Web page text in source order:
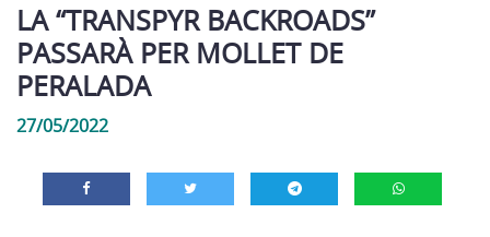
LA “TRANSPYR BACKROADS”
PASSARÀ PER MOLLET DE
PERALADA
27/05/2022